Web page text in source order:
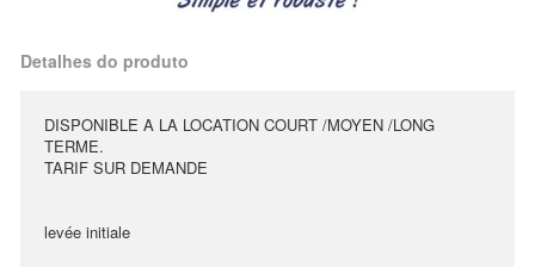
Detalhes do produto
DISPONIBLE A LA LOCATION COURT /MOYEN /LONG
TERME.
TARIF SUR DEMANDE
levée initiale